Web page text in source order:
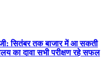
सितंबर तक बाजार में आ सकती
का दावा सभी परीक्षण रहे सफल